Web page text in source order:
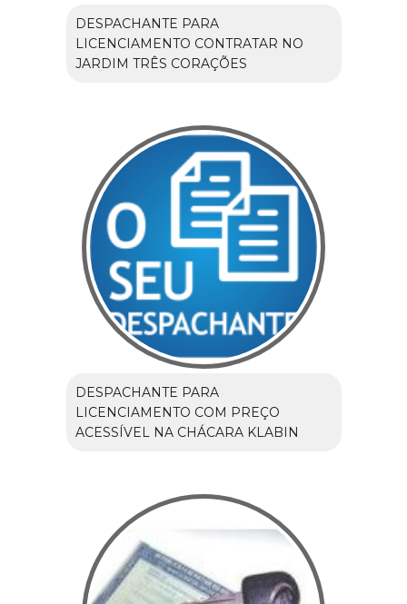
DESPACHANTE PARA
LICENCIAMENTO CONTRATAR NO
JARDIM TRÊS CORAÇÕES
DESPACHANTE PARA
LICENCIAMENTO COM PREÇO
ACESSÍVEL NA CHÁCARA KLABIN